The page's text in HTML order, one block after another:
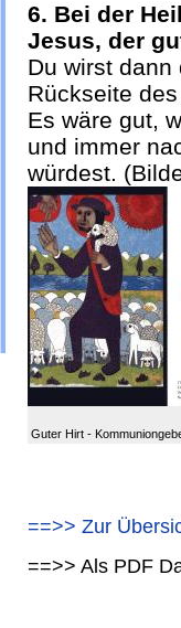
6. Bei der
Jesus, der
Du wirst
Rückseite
Es wäre gut,
und immer
würdest.
Guter Hirt -
==>> Zur
==>> Als PDF